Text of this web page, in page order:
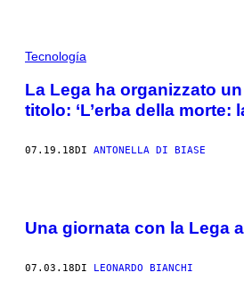
Tecnología
La Lega ha organizzato
titolo: ‘L’erba della morte:
07.19.18DI ANTONELLA DI BIASE
Una giornata con la Lega
07.03.18DI LEONARDO BIANCHI